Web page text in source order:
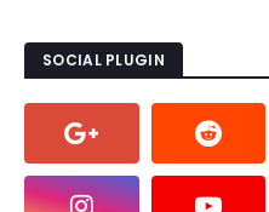
SOCIAL PLUGIN